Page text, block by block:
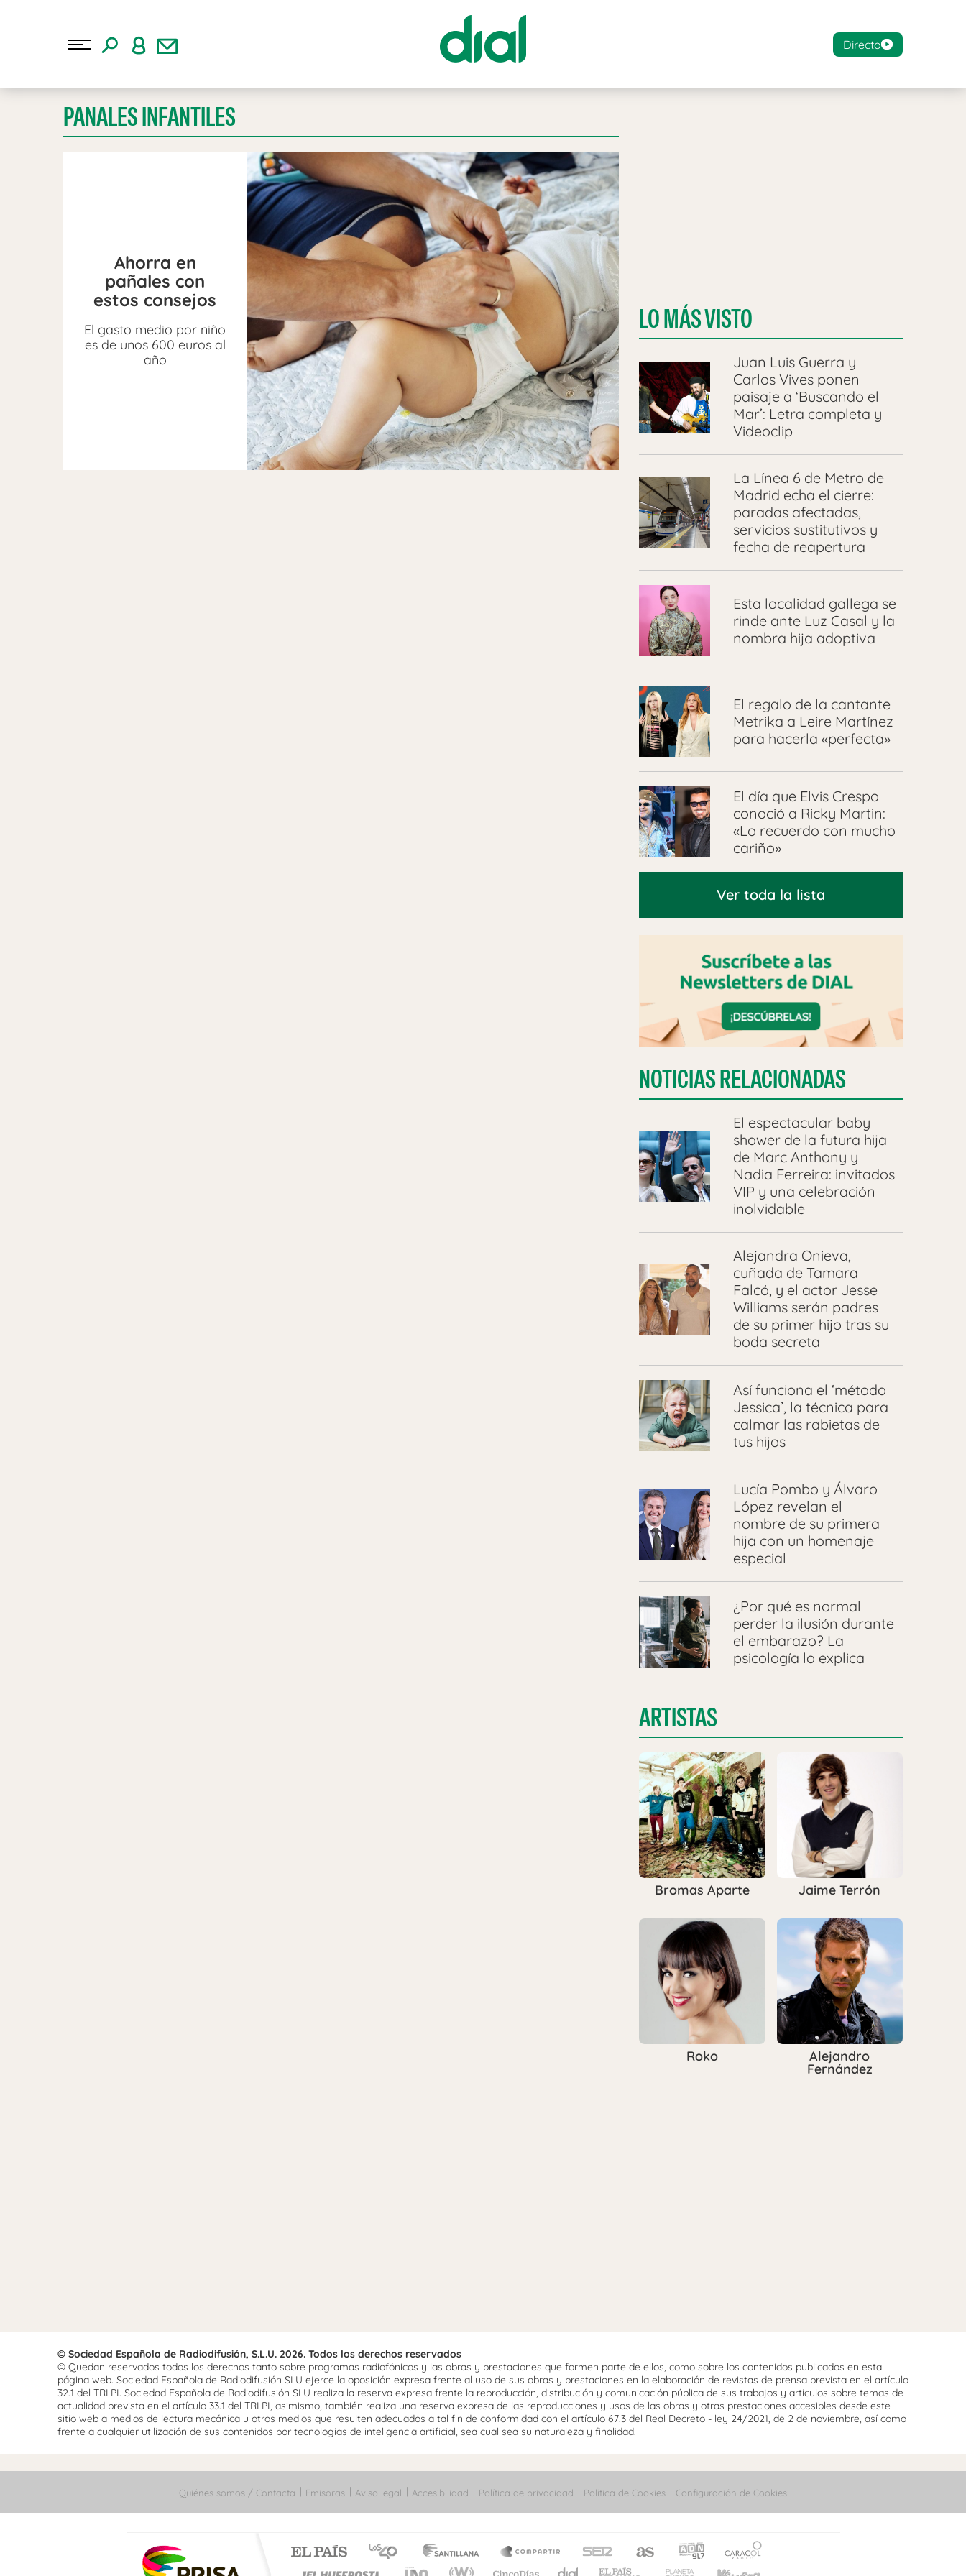
Directo
PANALES INFANTILES
Ahorra en
pañales con
estos consejos
El gasto medio por niño
es de unos 600 euros al
año
LO MÁS VISTO
Juan Luis Guerra y
Carlos Vives ponen
paisaje a ‘Buscando el
Mar’: Letra completa y
Videoclip
La Línea 6 de Metro de
Madrid echa el cierre:
paradas afectadas,
servicios sustitutivos y
fecha de reapertura
Esta localidad gallega se
rinde ante Luz Casal y la
nombra hija adoptiva
El regalo de la cantante
Metrika a Leire Martínez
para hacerla «perfecta»
El día que Elvis Crespo
conoció a Ricky Martin:
«Lo recuerdo con mucho
cariño»
Ver toda la lista
NOTICIAS RELACIONADAS
El espectacular baby
shower de la futura hija
de Marc Anthony y
Nadia Ferreira: invitados
VIP y una celebración
inolvidable
Alejandra Onieva,
cuñada de Tamara
Falcó, y el actor Jesse
Williams serán padres
de su primer hijo tras su
boda secreta
Así funciona el ‘método
Jessica’, la técnica para
calmar las rabietas de
tus hijos
Lucía Pombo y Álvaro
López revelan el
nombre de su primera
hija con un homenaje
especial
¿Por qué es normal
perder la ilusión durante
el embarazo? La
psicología lo explica
ARTISTAS
Bromas Aparte Jaime Terrón
Roko Alejandro
Fernández
© Sociedad Española de Radiodifusión, S.L.U. 2026. Todos los derechos reservados
© Quedan reservados todos los derechos tanto sobre programas radiofónicos y las obras y prestaciones que formen parte de ellos, como sobre los contenidos publicados en esta
página web. Sociedad Española de Radiodifusión SLU ejerce la oposición expresa frente al uso de sus obras y prestaciones en la elaboración de revistas de prensa prevista en el artículo
32.1 del TRLPI. Sociedad Española de Radiodifusión SLU realiza la reserva expresa frente la reproducción, distribución y comunicación pública de sus trabajos y artículos sobre temas de
actualidad prevista en el artículo 33.1 del TRLPI, asimismo, también realiza una reserva expresa de las reproducciones y usos de las obras y otras prestaciones accesibles desde este
sitio web a medios de lectura mecánica u otros medios que resulten adecuados a tal fin de conformidad con el artículo 67.3 del Real Decreto - ley 24/2021, de 2 de noviembre, así como
frente a cualquier utilización de sus contenidos por tecnologías de inteligencia artificial, sea cual sea su naturaleza y finalidad.
Quiénes somos / Contacta Emisoras Aviso legal Accesibilidad Política de privacidad Política de Cookies Configuración de Cookies